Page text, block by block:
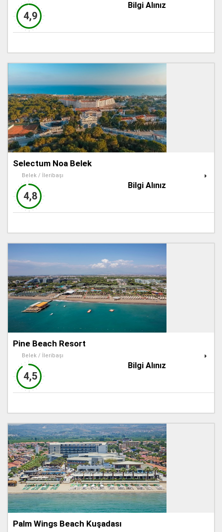
4,9
Bilgi Alınız
Selectum Noa Belek
Belek / İleribaşı
4,8
Bilgi Alınız
Pine Beach Resort
Belek / İleribaşı
4,5
Bilgi Alınız
Palm Wings Beach Kuşadası